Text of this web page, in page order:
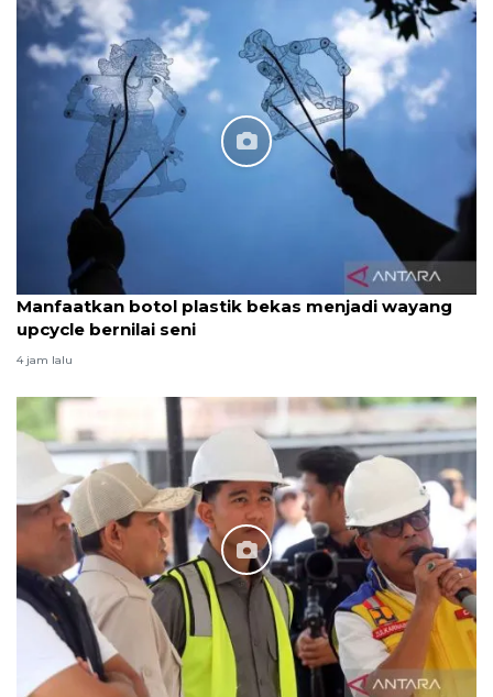
Manfaatkan botol plastik bekas menjadi wayang
upcycle bernilai seni
4 jam lalu